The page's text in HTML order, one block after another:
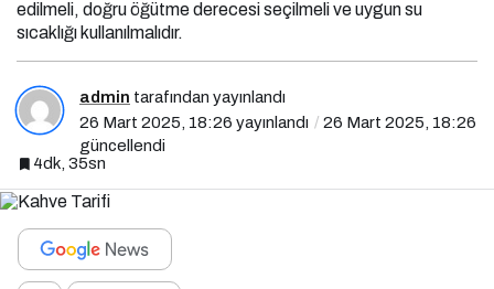
edilmeli, doğru öğütme derecesi seçilmeli ve uygun su
sıcaklığı kullanılmalıdır.
admin tarafından yayınlandı
26 Mart 2025, 18:26 yayınlandı
26 Mart 2025, 18:26
güncellendi
4dk, 35sn